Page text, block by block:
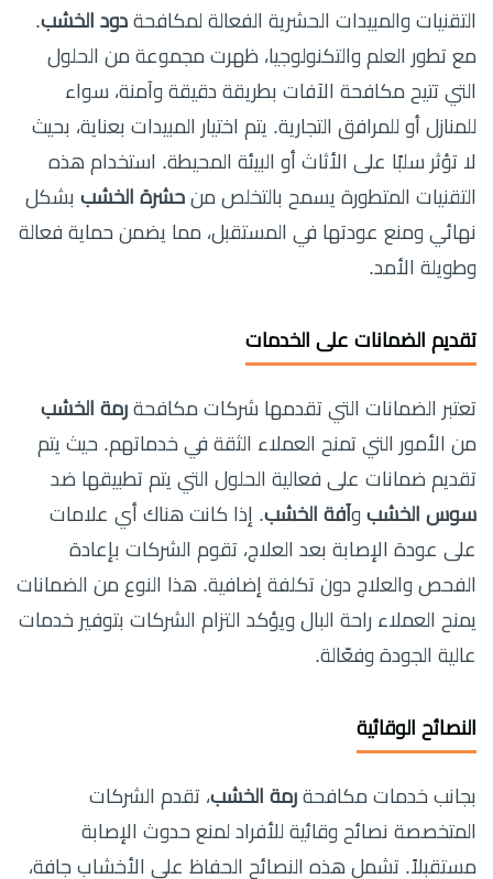
التقنيات والمبيدات الحشرية الفعالة لمكافحة دود الخشب.
مع تطور العلم والتكنولوجيا، ظهرت مجموعة من الحلول
التي تتيح مكافحة الآفات بطريقة دقيقة وآمنة، سواء
للمنازل أو للمرافق التجارية. يتم اختيار المبيدات بعناية، بحيث
لا تؤثر سلبًا على الأثاث أو البيئة المحيطة. استخدام هذه
التقنيات المتطورة يسمح بالتخلص من حشرة الخشب بشكل
نهائي ومنع عودتها في المستقبل، مما يضمن حماية فعالة
وطويلة الأمد.
تقديم الضمانات على الخدمات
تعتبر الضمانات التي تقدمها شركات مكافحة رمة الخشب
من الأمور التي تمنح العملاء الثقة في خدماتهم. حيث يتم
تقديم ضمانات على فعالية الحلول التي يتم تطبيقها ضد
سوس الخشب وآفة الخشب. إذا كانت هناك أي علامات
على عودة الإصابة بعد العلاج، تقوم الشركات بإعادة
الفحص والعلاج دون تكلفة إضافية. هذا النوع من الضمانات
يمنح العملاء راحة البال ويؤكد التزام الشركات بتوفير خدمات
عالية الجودة وفعّالة.
النصائح الوقائية
بجانب خدمات مكافحة رمة الخشب، تقدم الشركات
المتخصصة نصائح وقائية للأفراد لمنع حدوث الإصابة
مستقبلاً. تشمل هذه النصائح الحفاظ على الأخشاب جافة،